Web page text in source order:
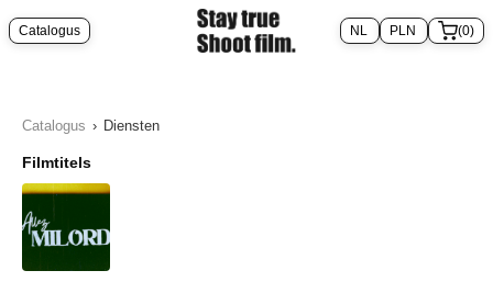
Catalogus (0)
Catalogus › Diensten
Filmtitels